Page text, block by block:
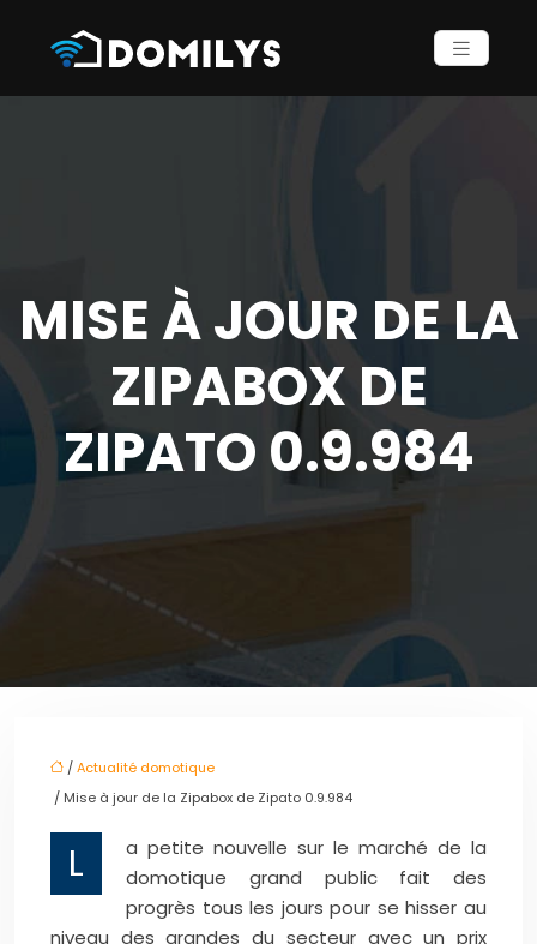
MISE À JOUR DE LA
ZIPABOX DE
ZIPATO 0.9.984
/Actualité domotique
/ Mise à jour de la Zipabox de Zipato 0.9.984
L
a petite nouvelle sur le marché de la
domotique grand public fait des
progrès tous les jours pour se hisser au
niveau des grandes du secteur avec un prix